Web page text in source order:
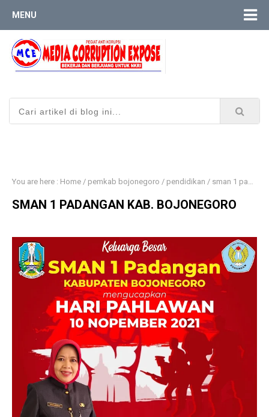
MENU
You are here : Home / pemkab bojonegoro / pendidikan / sman 1 padangan
SMAN 1 PADANGAN KAB. BOJONEGORO